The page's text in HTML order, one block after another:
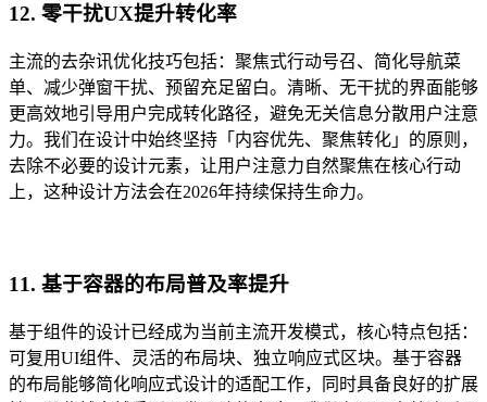
12. 零干扰UX提升转化率
主流的去杂讯优化技巧包括：聚焦式行动号召、简化导航菜
单、减少弹窗干扰、预留充足留白。清晰、无干扰的界面能够
更高效地引导用户完成转化路径，避免无关信息分散用户注意
力。我们在设计中始终坚持「内容优先、聚焦转化」的原则，
去除不必要的设计元素，让用户注意力自然聚焦在核心行动
上，这种设计方法会在2026年持续保持生命力。
11. 基于容器的布局普及率提升
基于组件的设计已经成为当前主流开发模式，核心特点包括：
可复用UI组件、灵活的布局块、独立响应式区块。基于容器
的布局能够简化响应式设计的适配工作，同时具备良好的扩展